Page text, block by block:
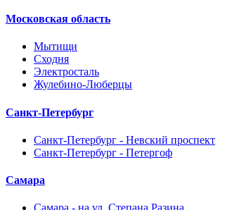
Московская область
Мытищи
Сходня
Электросталь
Жулебино-Люберцы
Санкт-Петербург
Санкт-Петербург - Невский проспект
Санкт-Петербург - Петергоф
Самара